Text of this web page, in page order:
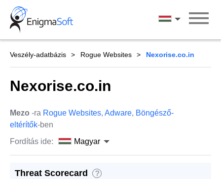
Skip
content
Magyar
Veszély-adatbázis Rogue Websites Nexorise.co.in
Nexorise.co.in
Mezo -ra Rogue Websites, Adware, Böngésző-
eltérítők-ben
Fordítás ide:
Magyar
Threat Scorecard ?